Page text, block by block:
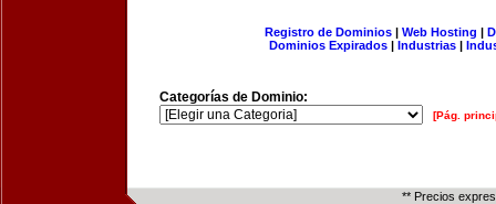
Registro de Dominios| Web Hosting |
Dominios Expirados | Industrias |
Categorías de Dominio:
[Pág.
** Precios